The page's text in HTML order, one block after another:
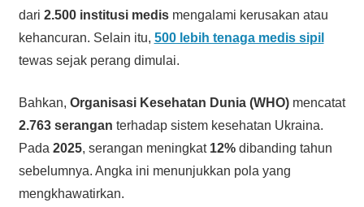
dari 2.500 institusi medismengalami kerusakan atau
kehancuran. Selain itu, 500 lebih tenaga medis sipil
tewas sejak perang dimulai.
Bahkan, Organisasi Kesehatan Dunia (WHO)mencatat
2.763 serangan terhadap sistem kesehatan Ukraina.
Pada 2025, serangan meningkat 12%dibanding tahun
sebelumnya. Angka ini menunjukkan pola yang
mengkhawatirkan.